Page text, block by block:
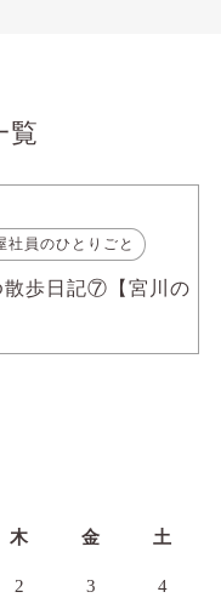
覧
員のひとりごと
散歩日記⑦【宮川の
木 金 土
2 3 4